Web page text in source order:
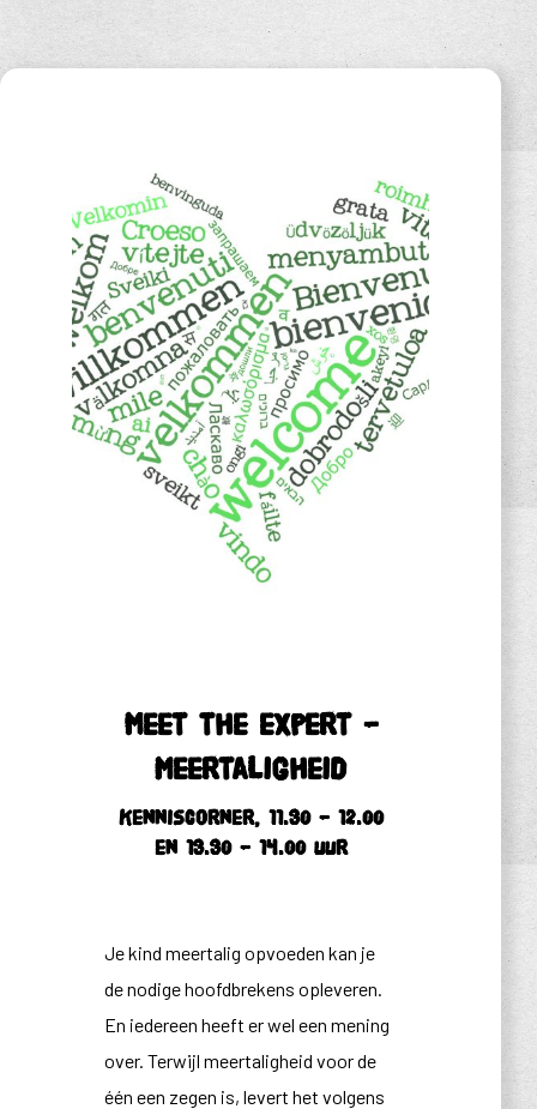
Meet the expert –
meertaligheid
Kenniscorner, 11.30 – 12.00
en 13.30 – 14.00 uur
Je kind meertalig opvoeden kan je
de nodige hoofdbrekens opleveren.
En iedereen heeft er wel een mening
over. Terwijl meertaligheid voor de
één een zegen is, levert het volgens